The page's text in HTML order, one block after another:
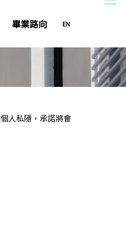
畢業路向
人私隱，承諾將會